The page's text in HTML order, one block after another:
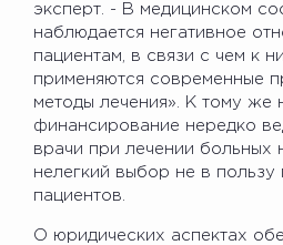
эксперт. - В медицинском
наблюдается негативное
пациентам, в связи с чем к
применяются современные
методы лечения». К тому же
финансирование нередко
врачи при лечении больных
нелегкий выбор не в
пациентов.
О юридических аспектах